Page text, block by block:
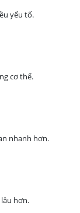
yếu tố.
cơ thể.
nhanh hơn.
hơn.